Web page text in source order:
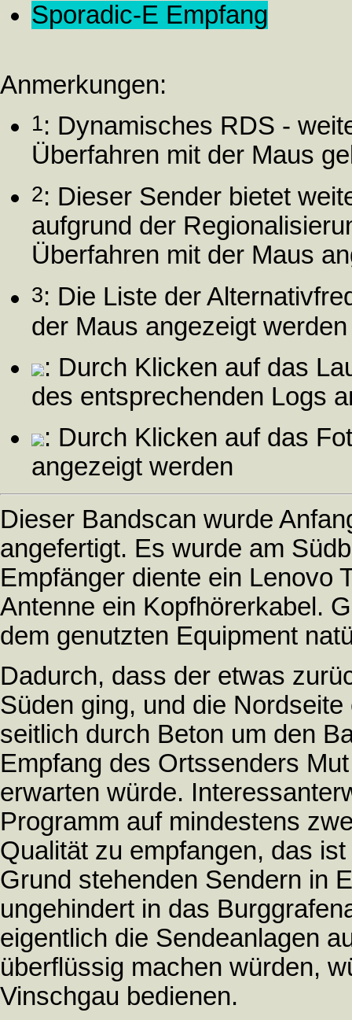
Sporadic-E Empfang
Anmerkungen:
1: Dynamisches RDS -
Überfahren mit der Maus
2: Dieser Sender bietet
aufgrund der
Überfahren mit der Maus
3: Die Liste der
der Maus angezeigt werden
: Durch Klicken auf das
des entsprechenden Logs
: Durch Klicken auf das
angezeigt werden
Dieser Bandscan wurde
angefertigt. Es wurde am
Empfänger diente ein Lenovo
Antenne ein Kopfhörerkabel.
dem genutzten Equipment
Dadurch, dass der etwas
Süden ging, und die
seitlich durch Beton um den
Empfang des Ortssenders
erwarten würde.
Programm auf mindestens
Qualität zu empfangen, das
Grund stehenden Sendern in
ungehindert in das
eigentlich die Sendeanlagen
überflüssig machen würden,
Vinschgau bedienen.